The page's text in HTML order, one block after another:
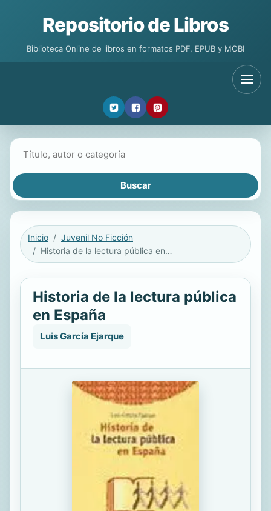
Repositorio de Libros
Biblioteca Online de libros en formatos PDF, EPUB y MOBI
Inicio
Juvenil No Ficción
Historia de la lectura pública en España
Historia de la lectura pública
en España
Luis García Ejarque